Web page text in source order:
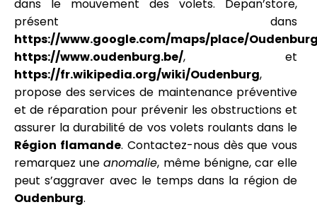
dans le mouvement des volets. Depan’store,
présent dans
https://www.google.com/maps/place/
https://www.oudenburg.be/, et
https://fr.wikipedia.org/wiki/Oudenburg,
propose des services de maintenance préventive
et de réparation pour prévenir les obstructions et
assurer la durabilité de vos volets roulants dans le
Région flamande. Contactez-nous dès que vous
remarquez uneanomalie, même bénigne, car elle
peut s’aggraver avec le temps dans la région de
Oudenburg.